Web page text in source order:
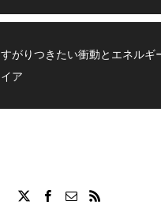
すがりつきたい衝動とエネルギ
イア